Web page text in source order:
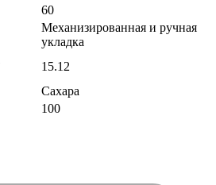
60
Механизированная и ручная
укладка
15.12
Сахара
100